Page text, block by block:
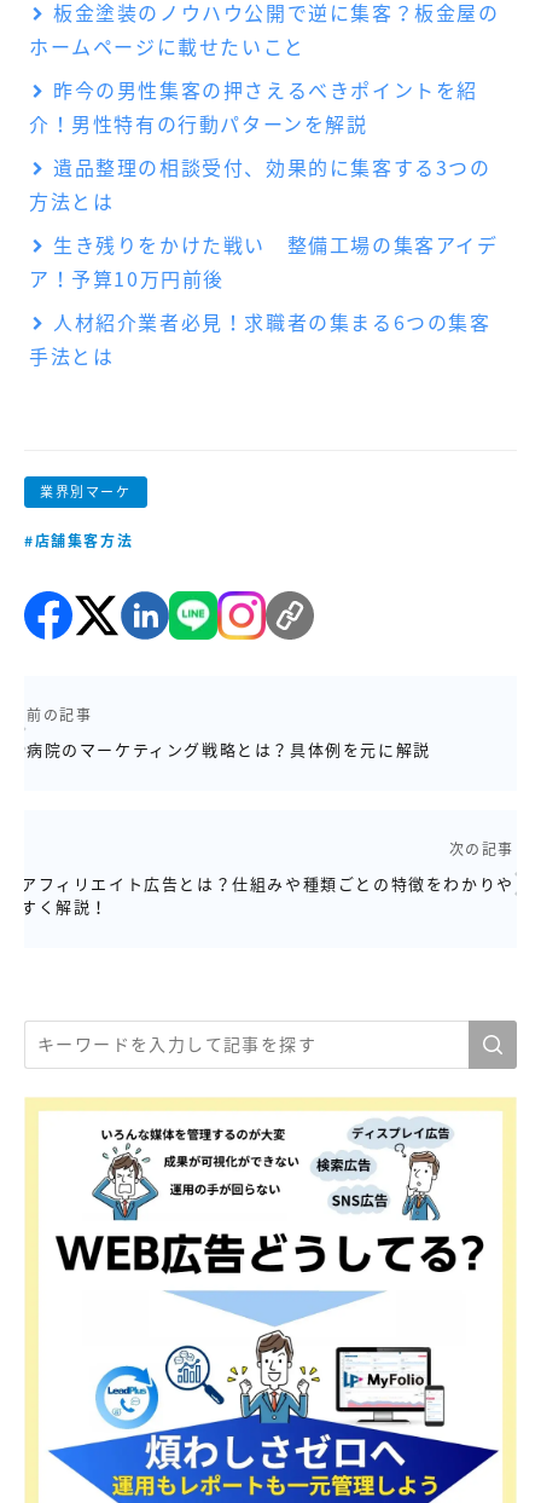
業界別マーケ
#店舗集客方法
前の記事
病院のマーケティング戦略とは？具体例を元に解説
次の記事
アフィリエイト広告とは？仕組みや種類ごとの特徴をわかりや
すく解説！
板金塗装のノウハウ公開で逆に集客？板金屋の
ホームページに載せたいこと
昨今の男性集客の押さえるべきポイントを紹
介！男性特有の行動パターンを解説
遺品整理の相談受付、効果的に集客する3つの
方法とは
生き残りをかけた戦い 整備工場の集客アイデ
ア！予算10万円前後
人材紹介業者必見！求職者の集まる6つの集客
手法とは